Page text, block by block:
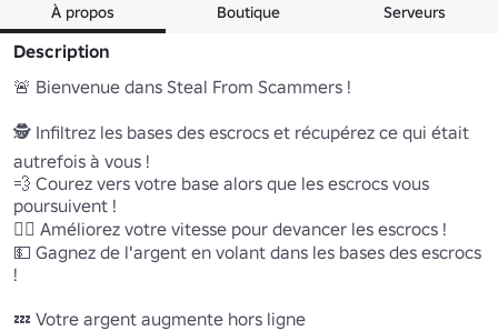
À propos Boutique Serveurs
Description
🚨 Bienvenue dans Steal From Scammers !
🕵️ Infiltrez les bases des escrocs et récupérez ce qui était
autrefois à vous !
💨 Courez vers votre base alors que les escrocs vous
poursuivent !
🏃‍♂️ Améliorez votre vitesse pour devancer les escrocs !
💵 Gagnez de l'argent en volant dans les bases des escrocs
!
💤 Votre argent augmente hors ligne